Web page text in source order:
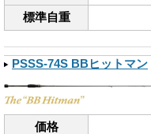
標準自重
PSSS-74S BBヒットマン
価格